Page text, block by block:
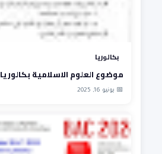
بكالوريا
موضوع العلوم الاسلامية بكالوريا 2025 جميع الشعب
📅 يونيو 16, 2025